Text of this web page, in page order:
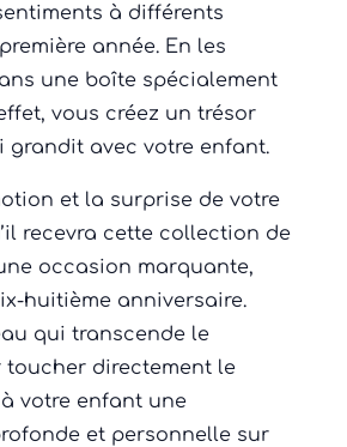
à différents
année. En les
une boîte spécialement
vous créez un trésor
grandit avec votre enfant.
et la surprise de votre
recevra cette collection de
occasion marquante,
huitième anniversaire.
qui transcende le
toucher directement le
votre enfant une
et personnelle sur